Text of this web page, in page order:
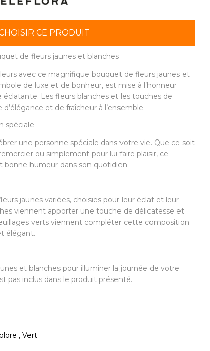
CE PRODUIT
de fleurs jaunes et blanches
avec ce magnifique bouquet de fleurs jaunes et
de luxe et de bonheur, est mise à l’honneur
Les fleurs blanches et les touches de
et de fraîcheur à l’ensemble.
spéciale
une personne spéciale dans votre vie. Que ce soit
ou simplement pour lui faire plaisir, ce
bonne humeur dans son quotidien.
jaunes variées, choisies pour leur éclat et leur
viennent apporter une touche de délicatesse et
verts viennent compléter cette composition
élégant.
et blanches pour illuminer la journée de votre
pas inclus dans le produit présenté.
, Vert